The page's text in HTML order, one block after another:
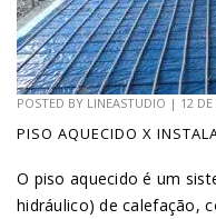
POSTED BY LINEASTUDIO | 12
PISO AQUECIDO X
O piso aquecido é um
hidráulico) de calefação,